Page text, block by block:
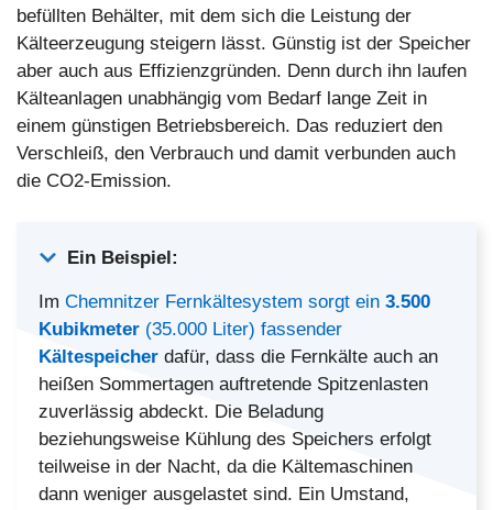
befüllten Behälter, mit dem sich die Leistung der
Kälteerzeugung steigern lässt. Günstig ist der Speicher
aber auch aus Effizienzgründen. Denn durch ihn laufen
Kälteanlagen unabhängig vom Bedarf lange Zeit in
einem günstigen Betriebsbereich. Das reduziert den
Verschleiß, den Verbrauch und damit verbunden auch
die CO2-Emission.
Ein Beispiel:
Im Chemnitzer Fernkältesystem sorgt ein 3.500
Kubikmeter (35.000 Liter) fassender
Kältespeicher dafür, dass die Fernkälte auch an
heißen Sommertagen auftretende Spitzenlasten
zuverlässig abdeckt. Die Beladung
beziehungsweise Kühlung des Speichers erfolgt
teilweise in der Nacht, da die Kältemaschinen
dann weniger ausgelastet sind. Ein Umstand,